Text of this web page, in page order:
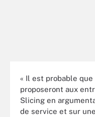
« Il est probable
proposeront aux
Slicing en
de service et sur